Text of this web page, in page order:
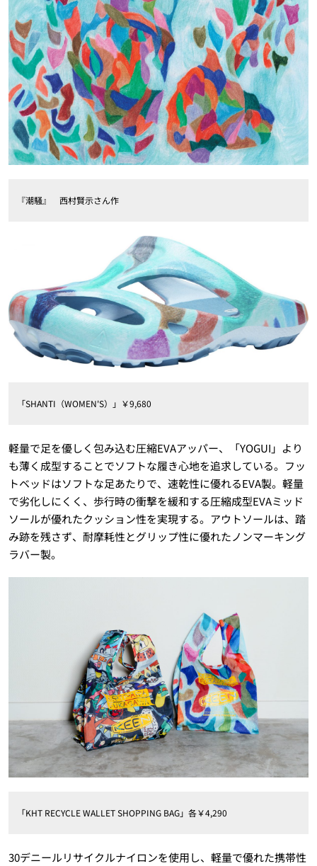
『潮騒』 西村賢示さん作
「SHANTI（WOMEN'S）」￥9,680
軽量で足を優しく包み込む圧縮EVAアッパー、「YOGUI」より
も薄く成型することでソフトな履き心地を追求している。フッ
トベッドはソフトな足あたりで、速乾性に優れるEVA製。軽量
で劣化しにくく、歩行時の衝撃を緩和する圧縮成型EVAミッド
ソールが優れたクッション性を実現する。アウトソールは、踏
み跡を残さず、耐摩耗性とグリップ性に優れたノンマーキング
ラバー製。
「KHT RECYCLE WALLET SHOPPING BAG」各￥4,290
30デニールリサイクルナイロンを使用し、軽量で優れた携帯性